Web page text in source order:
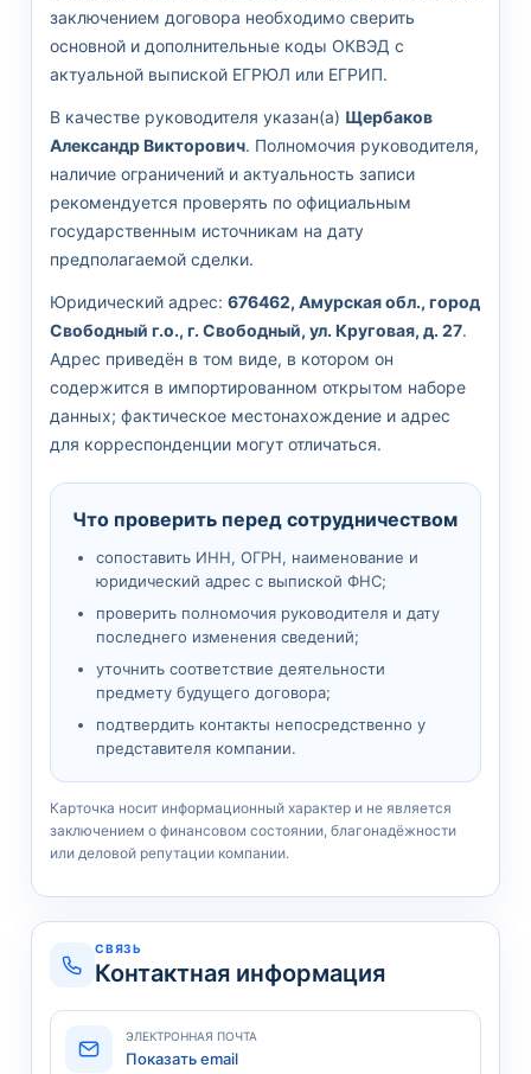
заключением договора необходимо сверить
основной и дополнительные коды ОКВЭД с
актуальной выпиской ЕГРЮЛ или ЕГРИП.
В качестве руководителя указан(а) Щербаков
Александр Викторович. Полномочия руководителя,
наличие ограничений и актуальность записи
рекомендуется проверять по официальным
государственным источникам на дату
предполагаемой сделки.
Юридический адрес: 676462, Амурская обл., город
Свободный г.о., г. Свободный, ул. Круговая, д. 27.
Адрес приведён в том виде, в котором он
содержится в импортированном открытом наборе
данных; фактическое местонахождение и адрес
для корреспонденции могут отличаться.
Что проверить перед сотрудничеством
сопоставить ИНН, ОГРН, наименование и
юридический адрес с выпиской ФНС;
проверить полномочия руководителя и дату
последнего изменения сведений;
уточнить соответствие деятельности
предмету будущего договора;
подтвердить контакты непосредственно у
представителя компании.
Карточка носит информационный характер и не является
заключением о финансовом состоянии, благонадёжности
или деловой репутации компании.
СВЯЗЬ
Контактная информация
ЭЛЕКТРОННАЯ ПОЧТА
Показать email